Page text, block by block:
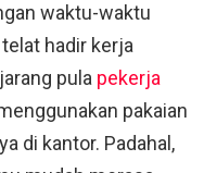
waktu-waktu
hadir kerja
pula pekerja
pakaian
di kantor. Padahal,